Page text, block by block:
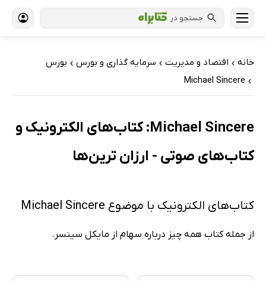
جستجو در
خانه › اقتصاد و مدیریت › سرمایه گذاری و بورس › بورس
›
Michael Sincere
Michael Sincere: کتاب‌های الکترونیک و
کتاب‌های صوتی - ارزان ترین‌ها
کتاب‌های الکترونیک با موضوع Michael Sincere
از جمله کتاب همه چیز درباره سهام از مایکل سینسر.